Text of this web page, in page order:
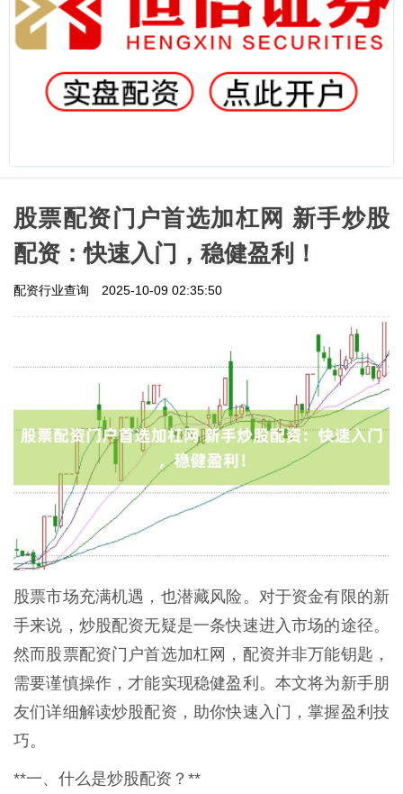
股票配资门户首选加杠网 新手炒股
配资：快速入门，稳健盈利！
配资行业查询 2025-10-09 02:35:50
股票市场充满机遇，也潜藏风险。对于资金有限的新
手来说，炒股配资无疑是一条快速进入市场的途径。
然而股票配资门户首选加杠网，配资并非万能钥匙，
需要谨慎操作，才能实现稳健盈利。本文将为新手朋
友们详细解读炒股配资，助你快速入门，掌握盈利技
巧。
**一、什么是炒股配资？**